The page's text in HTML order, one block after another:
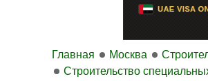
Главная Москва
Строительство